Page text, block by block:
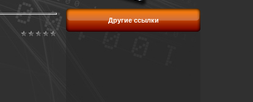
Другие ссылки